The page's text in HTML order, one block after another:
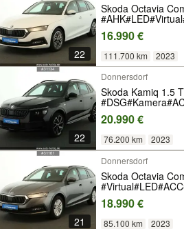
22
Skoda Octavia
16.990 €
111.700 km 2023
22
Donnersdorf
Skoda Kamiq 1.5
20.990 €
76.200 km 2023
21
Donnersdorf
Skoda Octavia
18.990 €
85.100 km 2023